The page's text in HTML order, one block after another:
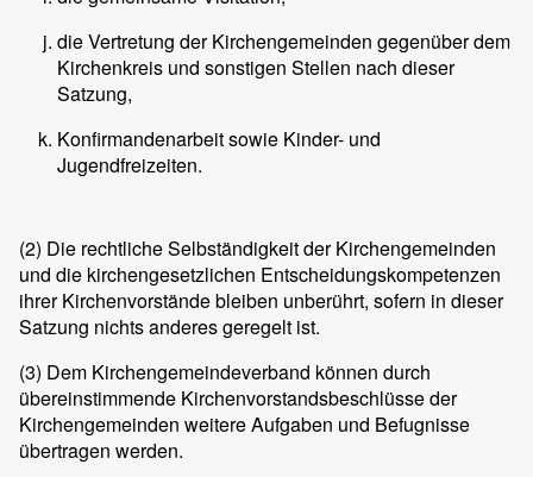
die Vertretung der Kirchengemeinden gegenüber dem
Kirchenkreis und sonstigen Stellen nach dieser
Satzung,
Konfirmandenarbeit sowie Kinder- und
Jugendfreizeiten.
(2) Die rechtliche Selbständigkeit der Kirchengemeinden
und die kirchengesetzlichen Entscheidungskompetenzen
ihrer Kirchenvorstände bleiben unberührt, sofern in dieser
Satzung nichts anderes geregelt ist.
(3) Dem Kirchengemeindeverband können durch
übereinstimmende Kirchenvorstandsbeschlüsse der
Kirchengemeinden weitere Aufgaben und Befugnisse
übertragen werden.